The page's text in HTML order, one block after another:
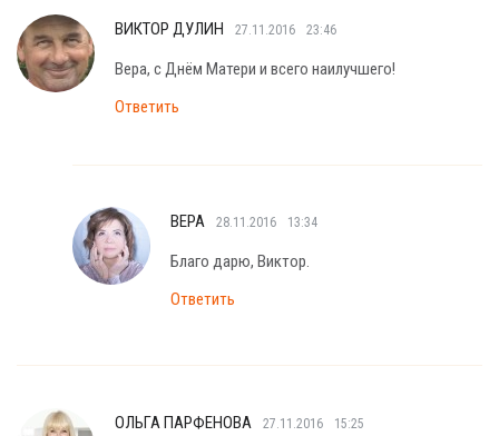
ВИКТОР ДУЛИН 27.11.2016 23:46
Вера, с Днём Матери и всего наилучшего!
Ответить
ВЕРА 28.11.2016 13:34
Благо дарю, Виктор.
Ответить
ОЛЬГА ПАРФЕНОВА 27.11.2016 15:25